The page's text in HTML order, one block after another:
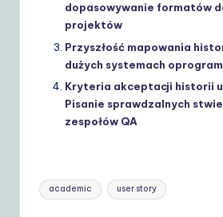
dopasowywanie formatów
projektów
Przyszłość mapowania
dużych systemach
Kryteria akceptacji historii
Pisanie sprawdzalnych
zespołów QA
Tags:
academic user story